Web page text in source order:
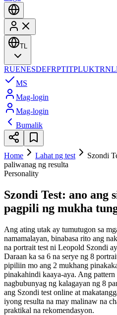
TL
RUENESDEFRPTITPLUKTRNL
MS
Mag-login
Mag-login
Bumalik
Home Lahat ng test
Szondi
paliwanag ng resulta
Personality
Szondi Test: ano ang
pagpili ng mukha
Ang ating utak ay tumutugon sa
namamalayan, binabasa rito ang
na portrait test ni Leopold Szondi
Daraan ka sa 6 na serye ng 8
pipiliin mo ang 2 mukhang
pinakahindi kaaya-aya. Ang
nagbubunyag ng kalagayan ng 8
ang Szondi test online at
iyong resulta na may malinaw na
praktikal na rekomendasyon.